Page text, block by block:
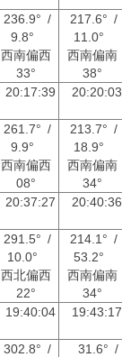
236.9° /
9.8°
西南偏西
33°
217.6° /
11.0°
西南偏南
38°
20:17:39 20:20:03
261.7° /
9.9°
西南偏西
08°
213.7° /
18.9°
西南偏南
34°
20:37:27 20:40:36
291.5° /
10.0°
西北偏西
22°
214.1° /
53.2°
西南偏南
34°
19:40:04 19:43:17
302.8° /
31.6° /